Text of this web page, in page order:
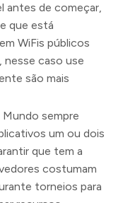
antes de começar,
que está
WiFis públicos
nesse caso use
são mais
sempre
um ou dois
que tem a
costumam
torneios para